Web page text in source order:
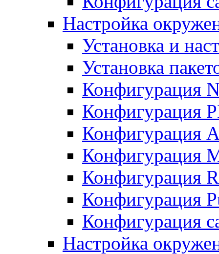
Настройка
Установка и
Установка
Конфигурация
Конфигурация
Конфигурация
Конфигурация
Конфигурация
Конфигурация
Конфигурация
Настройка